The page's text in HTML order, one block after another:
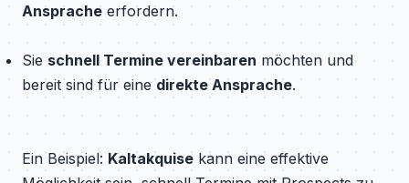
Ansprache erfordern.
Sie schnell Termine vereinbaren möchten und
bereit sind für eine direkte Ansprache.
Ein Beispiel: Kaltakquise kann eine effektive